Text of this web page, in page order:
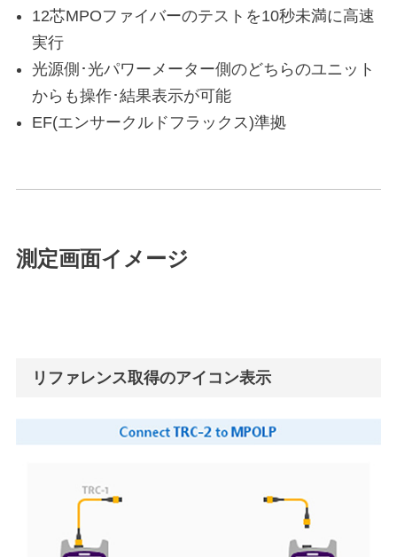
12芯MPOファイバーのテストを10秒未満に高速
実行
光源側･光パワーメーター側のどちらのユニット
からも操作･結果表示が可能
EF(エンサークルドフラックス)準拠
測定画面イメージ
リファレンス取得のアイコン表示